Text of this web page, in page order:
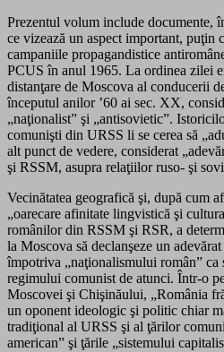
Prezentul volum include documente,
ce vizează un aspect important, puţin
campaniile propagandistice
PCUS în anul 1965. La ordinea zilei
distanţare de Moscova al conducerii
începutul anilor ’60 ai sec. XX,
„naţionalist” şi „antisovietic”.
comunişti din URSS li se cerea să
alt punct de vedere, considerat
şi RSSM, asupra relaţiilor ruso- şi
Vecinătatea geografică şi, după cum
„oarecare afinitate lingvistică şi
românilor din RSSM şi RSR, a
la Moscova să declanşeze un
împotriva „naţionalismului român” ca
regimului comunist de atunci. Într-o
Moscovei şi Chişinăului, „România
un oponent ideologic şi politic chiar
tradiţional al URSS şi al ţărilor
american” şi ţările „sistemului